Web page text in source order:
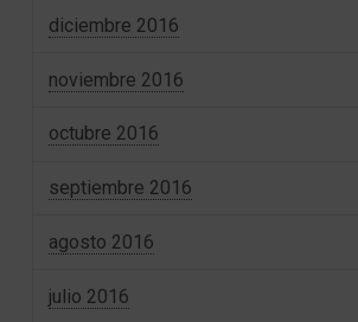
diciembre 2016
noviembre 2016
octubre 2016
septiembre 2016
agosto 2016
julio 2016